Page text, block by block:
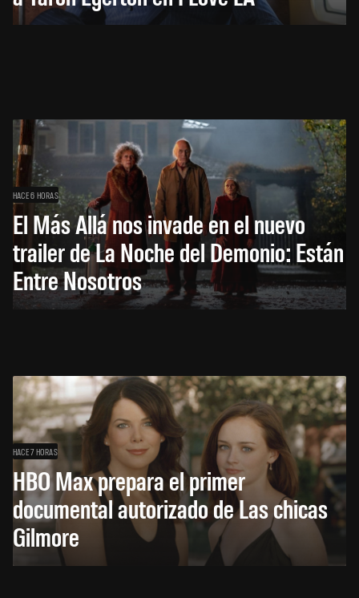
HACE 6 HORAS
El Más Allá nos invade en el nuevo
trailer de La Noche del Demonio: Están
Entre Nosotros
HACE 7 HORAS
HBO Max prepara el primer
documental autorizado de Las chicas
Gilmore